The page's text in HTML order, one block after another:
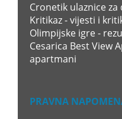
Cronetik ulaznice za
Kritikaz - vijesti i
Olimpijske igre -
Cesarica Best View
apartmani
PRAVNA